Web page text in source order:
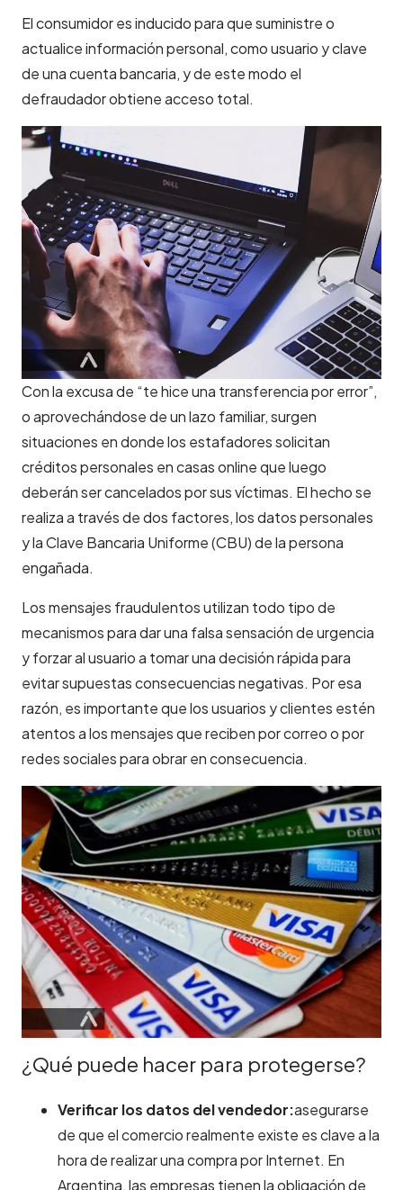
El consumidor es inducido para que suministre o
actualice información personal, como usuario y clave
de una cuenta bancaria, y de este modo el
defraudador obtiene acceso total.
Con la excusa de “te hice una transferencia por error”,
o aprovechándose de un lazo familiar, surgen
situaciones en donde los estafadores solicitan
créditos personales en casas online que luego
deberán ser cancelados por sus víctimas. El hecho se
realiza a través de dos factores, los datos personales
y la Clave Bancaria Uniforme (CBU) de la persona
engañada.
Los mensajes fraudulentos utilizan todo tipo de
mecanismos para dar una falsa sensación de urgencia
y forzar al usuario a tomar una decisión rápida para
evitar supuestas consecuencias negativas. Por esa
razón, es importante que los usuarios y clientes estén
atentos a los mensajes que reciben por correo o por
redes sociales para obrar en consecuencia.
¿Qué puede hacer para protegerse?
Verificar los datos del vendedor:asegurarse
de que el comercio realmente existe es clave a la
hora de realizar una compra por Internet. En
Argentina, las empresas tienen la obligación de